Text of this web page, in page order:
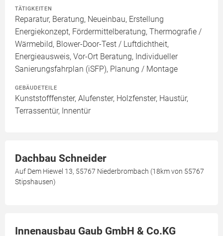
TÄTIGKEITEN
Reparatur, Beratung, Neueinbau, Erstellung
Energiekonzept, Fördermittelberatung, Thermografie /
Wärmebild, Blower-Door-Test / Luftdichtheit,
Energieausweis, Vor-Ort Beratung, Individueller
Sanierungsfahrplan (iSFP), Planung / Montage
GEBÄUDETEILE
Kunststofffenster, Alufenster, Holzfenster, Haustür,
Terrassentür, Innentür
Dachbau Schneider
Auf Dem Hiewel 13, 55767 Niederbrombach (18km von 55767
Stipshausen)
Innenausbau Gaub GmbH & Co.KG